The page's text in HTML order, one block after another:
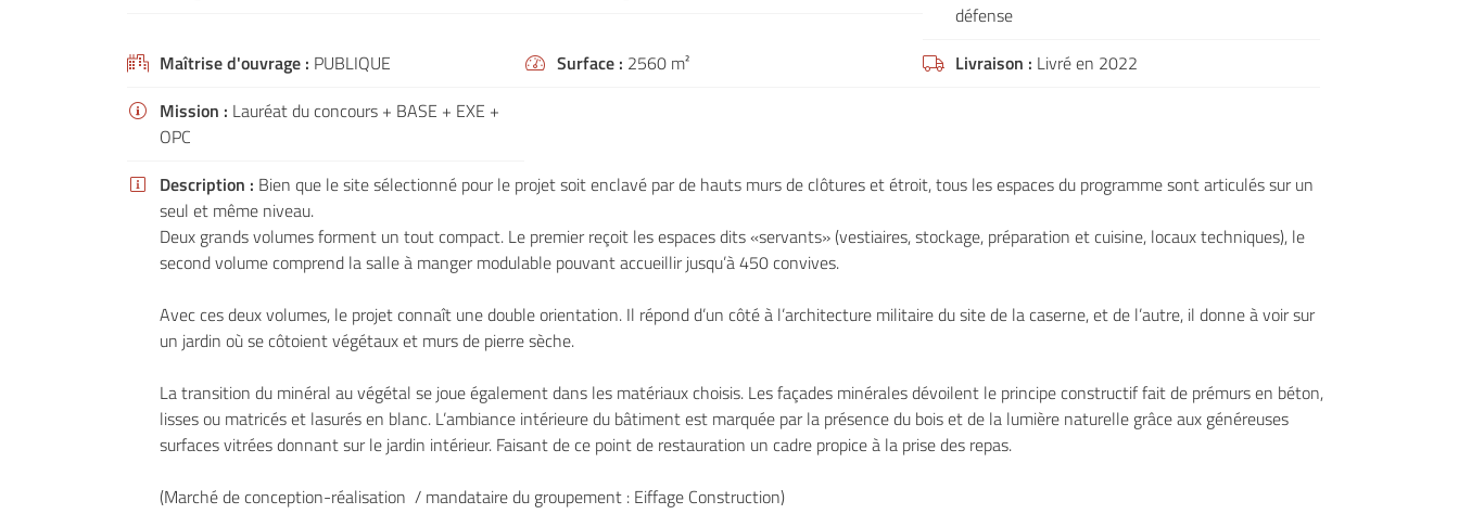
INSCRIPTION
défense
 Maîtrise d'ouvrage : PUBLIQUE  Surface : 2560 m²  Livraison : Livré en 2022
 Mission : Lauréat du concours + BASE + EXE +
OPC
 Description : Bien que le site sélectionné pour le projet soit enclavé par de hauts murs de clôtures et étroit, tous les espaces du programme sont articulés sur un
seul et même niveau.
Deux grands volumes forment un tout compact. Le premier reçoit les espaces dits «servants» (vestiaires, stockage, préparation et cuisine, locaux techniques), le
second volume comprend la salle à manger modulable pouvant accueillir jusqu’à 450 convives.
Avec ces deux volumes, le projet connaît une double orientation. Il répond d’un côté à l’architecture militaire du site de la caserne, et de l’autre, il donne à voir sur
un jardin où se côtoient végétaux et murs de pierre sèche.
La transition du minéral au végétal se joue également dans les matériaux choisis. Les façades minérales dévoilent le principe constructif fait de prémurs en béton,
lisses ou matricés et lasurés en blanc. L’ambiance intérieure du bâtiment est marquée par la présence du bois et de la lumière naturelle grâce aux généreuses
surfaces vitrées donnant sur le jardin intérieur. Faisant de ce point de restauration un cadre propice à la prise des repas.
(Marché de conception-réalisation / mandataire du groupement : Eiffage Construction)